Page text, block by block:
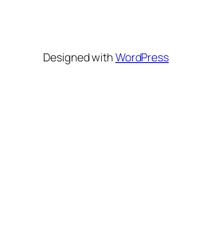
Designed withWordPress